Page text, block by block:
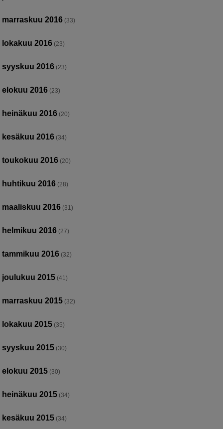
marraskuu 2016 (33)
lokakuu 2016 (23)
syyskuu 2016 (23)
elokuu 2016 (23)
heinäkuu 2016 (20)
kesäkuu 2016 (34)
toukokuu 2016 (20)
huhtikuu 2016 (28)
maaliskuu 2016 (31)
helmikuu 2016 (27)
tammikuu 2016 (32)
joulukuu 2015 (41)
marraskuu 2015 (32)
lokakuu 2015 (35)
syyskuu 2015 (30)
elokuu 2015 (30)
heinäkuu 2015 (34)
kesäkuu 2015 (34)